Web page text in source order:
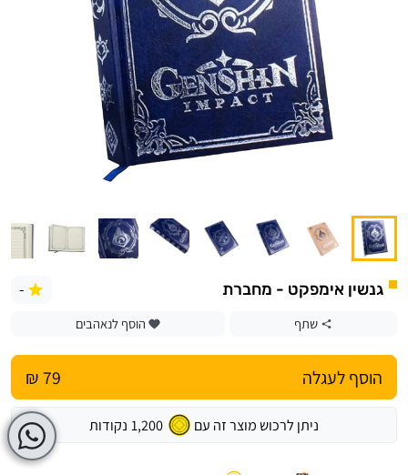
גנשין אימפקט - מחברת -
שתף הוסף לנאהבים
הוסף לעגלה 79 ₪
ניתן לרכוש מוצר זה עם 1,200 נקודות